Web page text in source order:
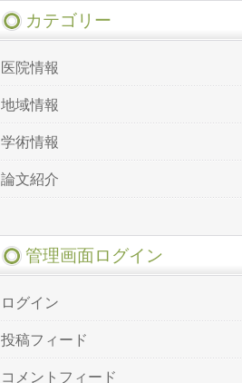
カテゴリー
医院情報
地域情報
学術情報
論文紹介
管理画面ログイン
ログイン
投稿フィード
コメントフィード